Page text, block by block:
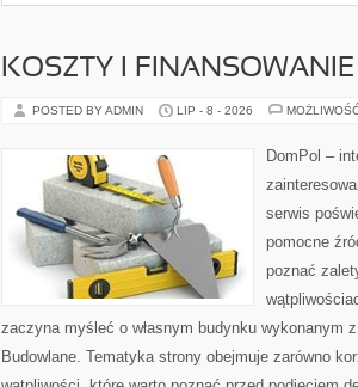
KOSZTY I FINANSOWANIE
POSTED BY ADMIN LIP - 8 - 2026
DomPol –
serwis
pomocne
poznać
zaczyna myśleć o własnym budynku wykonanym
Budowlane. Tematyka strony obejmuje zarówno